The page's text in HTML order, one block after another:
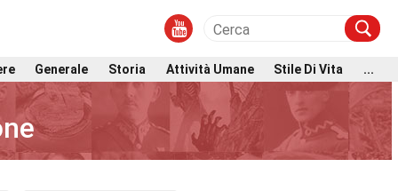
Generale Storia Attività Umane Stile Di Vita
...